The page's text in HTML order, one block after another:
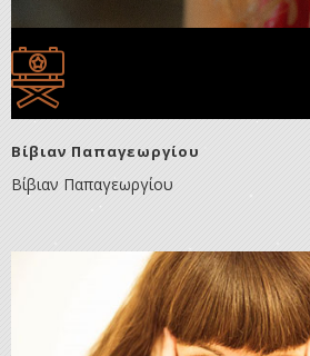
Βίβιαν Παπαγεωργίου
Βίβιαν Παπαγεωργίου